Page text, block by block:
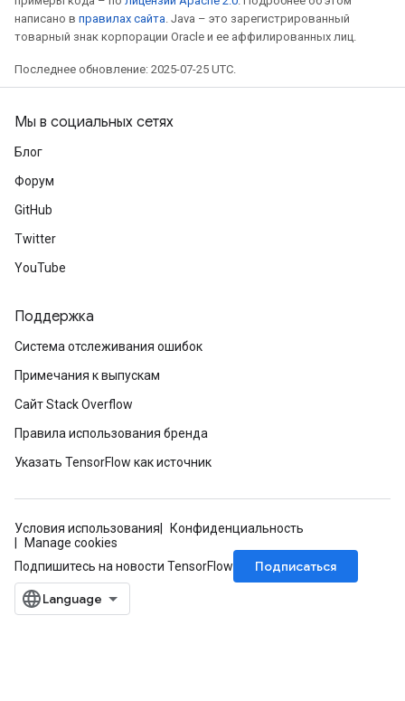
написано в правилах сайта . Java – это зарегистрированный
товарный знак корпорации Oracle и ее аффилированных лиц.
Последнее обновление: 2025-07-25 UTC.
Мы в социальных сетях
Блог
Форум
GitHub
Twitter
YouTube
Поддержка
Система отслеживания ошибок
Примечания к выпускам
Сайт Stack Overflow
Правила использования бренда
Указать TensorFlow как источник
Условия использования
Конфиденциальность
Manage cookies
Подпишитесь на новости TensorFlow
Подписаться